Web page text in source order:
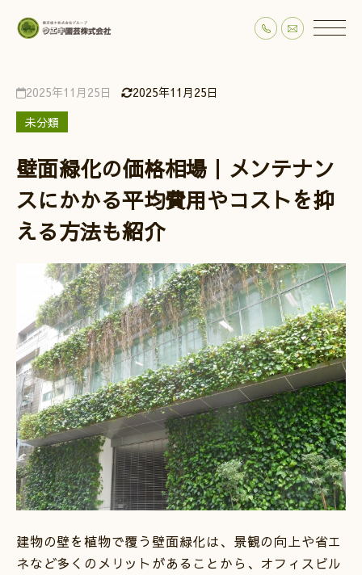
2025年11月25日
2025年11月25日
未分類
壁面緑化の価格相場｜メンテナン
スにかかる平均費用やコストを抑
える方法も紹介
建物の壁を植物で覆う壁面緑化は、景観の向上や省エ
ネなど多くのメリットがあることから、オフィスビル